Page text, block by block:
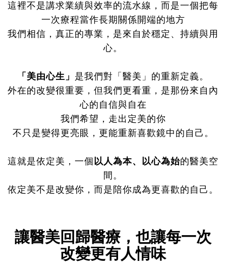
這裡不是講求業績與效率的流水線，而是一個把每
一次療程當作長期關係開端的地方
我們相信，真正的專業，是來自於穩定、持續與用
心。
「美由心生」 是我們對「醫美」的重新定義。
外在的改變很重要，但我們更看重，是那份來自內
心的自信與自在
我們希望，走出定美的你
不只是變得更亮眼，更能重新喜歡鏡中的自己。
這就是依定美，一個 以人為本、以心為始的醫美空
間。
依定美不是改變你，而是陪你成為更喜歡的自己。
讓醫美回歸醫療，也讓每一次
改變更有人情味